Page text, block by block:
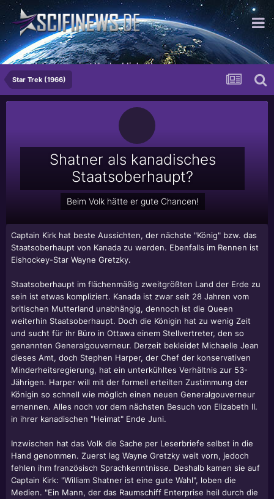
...und dann passiert Unglaubliches!
Star Trek (1966)
Shatner als kanadisches
Staatsoberhaupt?
Beim Volk hätte er gute Chancen!
Captain Kirk hat beste Aussichten, der nächste "König" bzw. das
Staatsoberhaupt von Kanada zu werden. Ebenfalls im Rennen ist
Eishockey-Star Wayne Gretzky.
Staatsoberhaupt im flächenmäßig zweitgrößten Land der Erde zu
sein ist etwas kompliziert. Kanada ist zwar seit 28 Jahren vom
britischen Mutterland unabhängig, dennoch ist die Queen
weiterhin Staatsoberhaupt. Doch die Königin hat zu wenig Zeit
und sucht für ihr Büro in Ottawa einem Stellvertreter, den so
genannten Generalgouverneur. Derzeit bekleidet Michaelle Jean
dieses Amt, doch Stephen Harper, der Chef der konservativen
Minderheitsregierung, hat ein unterkühltes Verhältnis zur 53-
Jährigen. Harper will mit der formell erteilten Zustimmung der
Königin so schnell wie möglich einen neuen Generalgouverneur
ernennen. Alles noch vor dem nächsten Besuch von Elizabeth II.
in ihrer kanadischen "Heimat" Ende Juni.
Inzwischen hat das Volk die Sache per Leserbriefe selbst in die
Hand genommen. Zuerst lag Wayne Gretzky weit vorn, jedoch
fehlen ihm französisch Sprachkenntnisse. Deshalb kamen sie auf
Captain Kirk: "William Shatner ist eine gute Wahl", loben die
Medien. "Ein Mann, der das Raumschiff Enterprise heil durch die